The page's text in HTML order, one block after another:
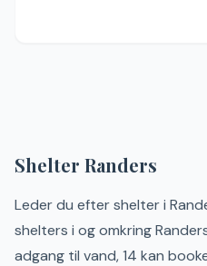
Shelter Randers
Leder du efter shelter i
shelters i og omkring
adgang til vand, 14 kan